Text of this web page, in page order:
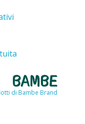
di Bambe Brand